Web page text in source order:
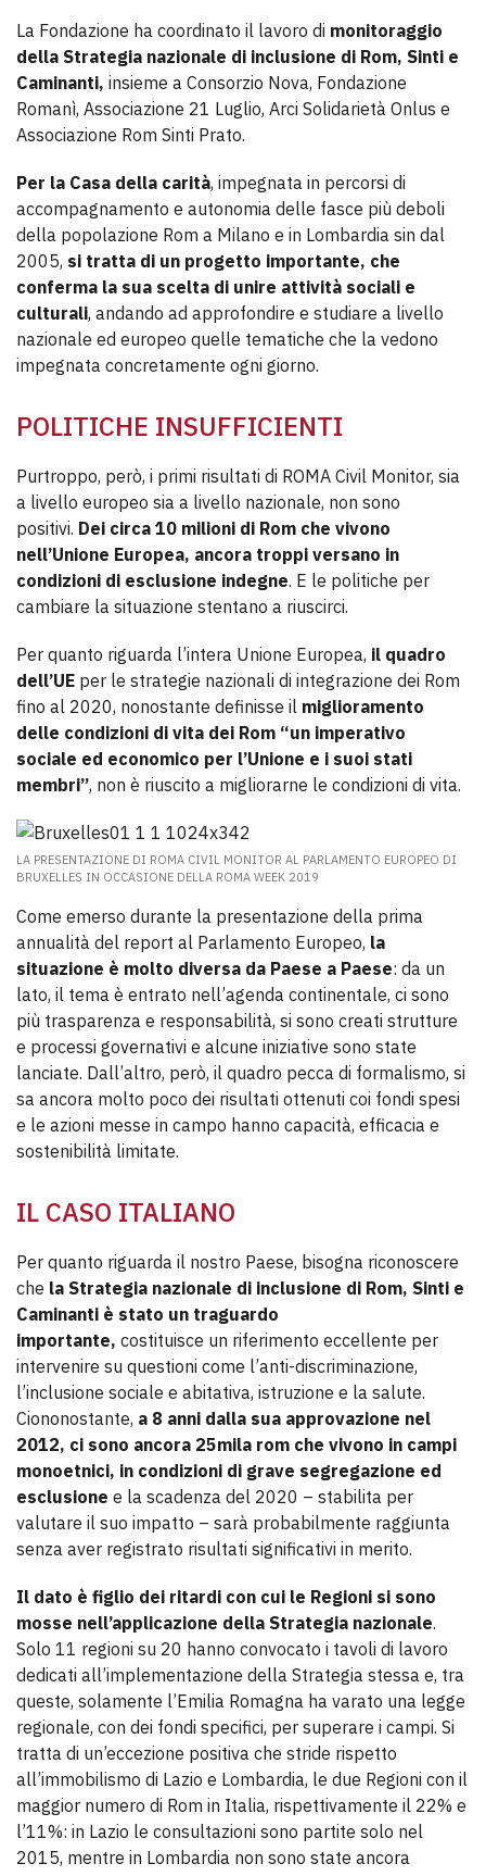
La Fondazione ha coordinato il lavoro di monitoraggio
della Strategia nazionale di inclusione di Rom, Sinti e
Caminanti, insieme a Consorzio Nova, Fondazione
Romanì, Associazione 21 Luglio, Arci Solidarietà Onlus e
Associazione Rom Sinti Prato.
Per la Casa della carità, impegnata in percorsi di
accompagnamento e autonomia delle fasce più deboli
della popolazione Rom a Milano e in Lombardia sin dal
2005, si tratta di un progetto importante, che
conferma la sua scelta di unire attività sociali e
culturali, andando ad approfondire e studiare a livello
nazionale ed europeo quelle tematiche che la vedono
impegnata concretamente ogni giorno.
POLITICHE INSUFFICIENTI
Purtroppo, però, i primi risultati di ROMA Civil Monitor, sia
a livello europeo sia a livello nazionale, non sono
positivi. Dei circa 10 milioni di Rom che vivono
nell’Unione Europea, ancora troppi versano in
condizioni di esclusione indegne. E le politiche per
cambiare la situazione stentano a riuscirci.
Per quanto riguarda l’intera Unione Europea, il quadro
dell’UE per le strategie nazionali di integrazione dei Rom
fino al 2020, nonostante definisse il miglioramento
delle condizioni di vita dei Rom “un imperativo
sociale ed economico per l’Unione e i suoi stati
membri”, non è riuscito a migliorarne le condizioni di vita.
LA PRESENTAZIONE DI ROMA CIVIL MONITOR AL PARLAMENTO EUROPEO DI
BRUXELLES IN OCCASIONE DELLA ROMA WEEK 2019
Come emerso durante la presentazione della prima
annualità del report al Parlamento Europeo, la
situazione è molto diversa da Paese a Paese: da un
lato, il tema è entrato nell’agenda continentale, ci sono
più trasparenza e responsabilità, si sono creati strutture
e processi governativi e alcune iniziative sono state
lanciate. Dall’altro, però, il quadro pecca di formalismo, si
sa ancora molto poco dei risultati ottenuti coi fondi spesi
e le azioni messe in campo hanno capacità, efficacia e
sostenibilità limitate.
IL CASO ITALIANO
Per quanto riguarda il nostro Paese, bisogna riconoscere
che la Strategia nazionale di inclusione di Rom, Sinti e
Caminanti è stato un traguardo
importante, costituisce un riferimento eccellente per
intervenire su questioni come l’anti-discriminazione,
l’inclusione sociale e abitativa, istruzione e la salute.
Ciononostante, a 8 anni dalla sua approvazione nel
2012, ci sono ancora 25mila rom che vivono in campi
monoetnici, in condizioni di grave segregazione ed
esclusione e la scadenza del 2020 – stabilita per
valutare il suo impatto – sarà probabilmente raggiunta
senza aver registrato risultati significativi in merito.
Il dato è figlio dei ritardi con cui le Regioni si sono
mosse nell’applicazione della Strategia nazionale.
Solo 11 regioni su 20 hanno convocato i tavoli di lavoro
dedicati all’implementazione della Strategia stessa e, tra
queste, solamente l’Emilia Romagna ha varato una legge
regionale, con dei fondi specifici, per superare i campi. Si
tratta di un’eccezione positiva che stride rispetto
all’immobilismo di Lazio e Lombardia, le due Regioni con il
maggior numero di Rom in Italia, rispettivamente il 22% e
l’11%: in Lazio le consultazioni sono partite solo nel
2015, mentre in Lombardia non sono state ancora